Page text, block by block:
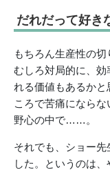
だれだって好き
もちろん生産性の
むしろ対局的に、効
れる価値もあるか
ころで苦痛になら
野心の中で……。
それでも、ショー
した。というのは